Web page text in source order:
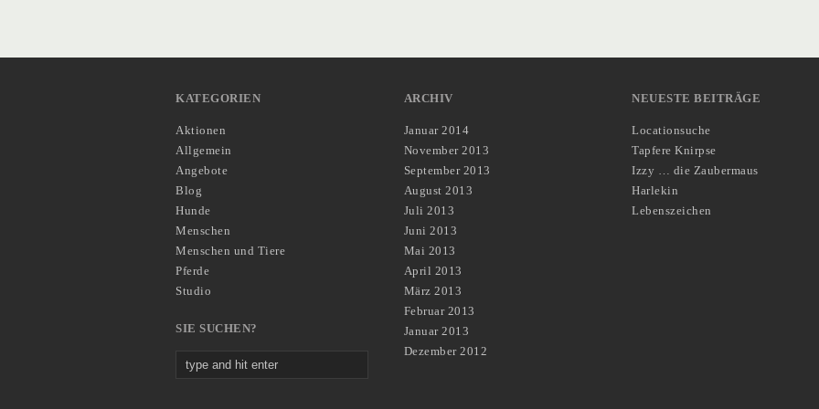
KATEGORIEN
Aktionen
Allgemein
Angebote
Blog
Hunde
Menschen
Menschen und Tiere
Pferde
Studio
SIE SUCHEN?
ARCHIV
Januar 2014
November 2013
September 2013
August 2013
Juli 2013
Juni 2013
Mai 2013
April 2013
März 2013
Februar 2013
Januar 2013
Dezember 2012
NEUESTE BEITRÄGE
Locationsuche
Tapfere Knirpse
Izzy … die Zaubermaus
Harlekin
Lebenszeichen